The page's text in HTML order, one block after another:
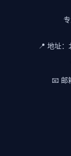
📍 地址：
📧 邮